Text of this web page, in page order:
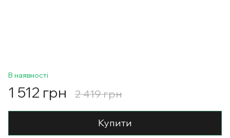
В наявності
1 512 грн 2 419 грн
Купити